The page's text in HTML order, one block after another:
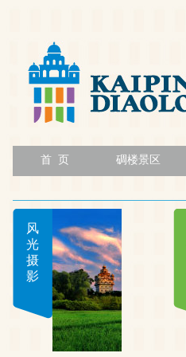
首 页 碉楼景区
风
光
摄
影